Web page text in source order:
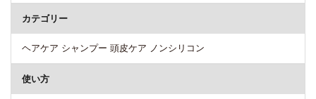
カテゴリー
ヘアケア シャンプー 頭皮ケア ノンシリコン
使い方